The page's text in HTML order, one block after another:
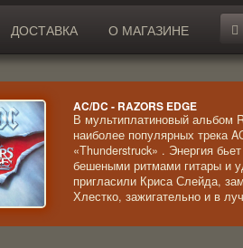
ДОСТАВКА О МАГАЗИНЕ
AC/DC - RAZORS EDGE
В мультиплатиновый альбом
наиболее популярных трека
«Thunderstruck» . Энергия
бешеными ритмами гитары и
пригласили Криса Слейда,
Хлестко, зажигательно и в
металла и хард-рока –
музыки.